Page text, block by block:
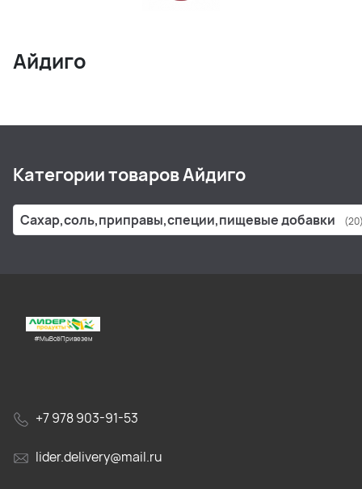
Айдиго
Категории товаров Айдиго
Сахар,соль,приправы,специи,пищевые добавки
#МыВсёПривезем
+7 978 903-91-53
lider.delivery@mail.ru